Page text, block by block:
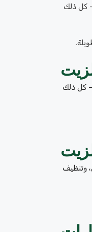
– كل ذلك
– كل ذلك
وتنظيف